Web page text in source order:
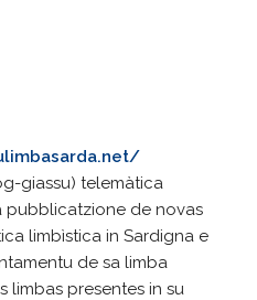
giassu) telemàtica
pubblicatzione de novas
limbìstica in Sardigna e
de sa limba
limbas presentes in su